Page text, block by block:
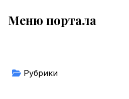
Меню портала
Рубрики